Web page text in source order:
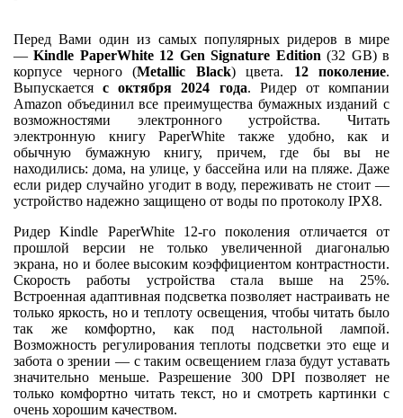
Перед Вами один из самых популярных ридеров в мире
—Kindle PaperWhite 12 Gen Signature Edition (32 GB) в
корпусе черного (Metallic Black) цвета. 12 поколение.
Выпускаетсяс октября 2024 года. Ридер от компании
Amazon объединил все преимущества бумажных изданий с
возможностями электронного устройства. Читать
электронную книгу PaperWhite также удобно, как и
обычную бумажную книгу, причем, где бы вы не
находились: дома, на улице, у бассейна или на пляже. Даже
если ридер случайно угодит в воду, переживать не стоит —
устройство надежно защищено от воды по протоколу IPХ8.
Ридер Kindle PaperWhite 12-го поколения отличается от
прошлой версии не только увеличенной диагональю
экрана, но и более высоким коэффициентом контрастности.
Скорость работы устройства стала выше на 25%.
Встроенная адаптивная подсветка позволяет настраивать не
только яркость, но и теплоту освещения, чтобы читать было
так же комфортно, как под настольной лампой.
Возможность регулирования теплоты подсветки это еще и
забота о зрении — с таким освещением глаза будут уставать
значительно меньше. Разрешение 300 DPI позволяет не
только комфортно читать текст, но и смотреть картинки с
очень хорошим качеством.